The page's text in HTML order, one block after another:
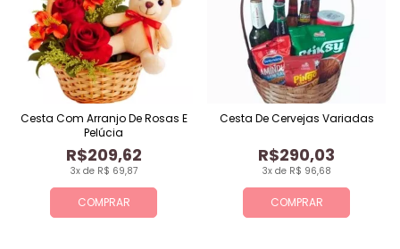
COMPRAR
3x de R$ 69,87
R$209,62
Cesta Com Arranjo De Rosas E
Pelúcia
COMPRAR
3x de R$ 96,68
R$290,03
Cesta De Cervejas Variadas